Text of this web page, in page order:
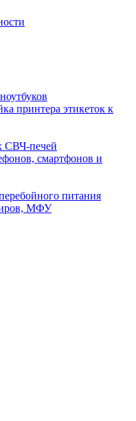
принтера этикеток к
СВЧ-печей
смартфонов и
питания
МФУ